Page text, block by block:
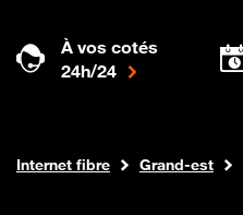
À vos cotés
24h/24
Boutique Orange
Internet fibre Grand-est